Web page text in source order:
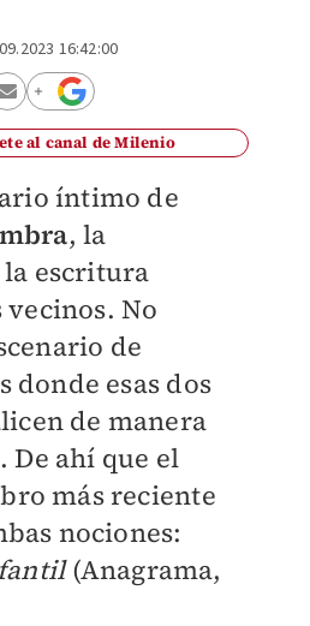
16:42:00
al canal de Milenio
íntimo de
, la
escritura
No
de
donde esas dos
de manera
ahí que el
más reciente
nociones:
(Anagrama,